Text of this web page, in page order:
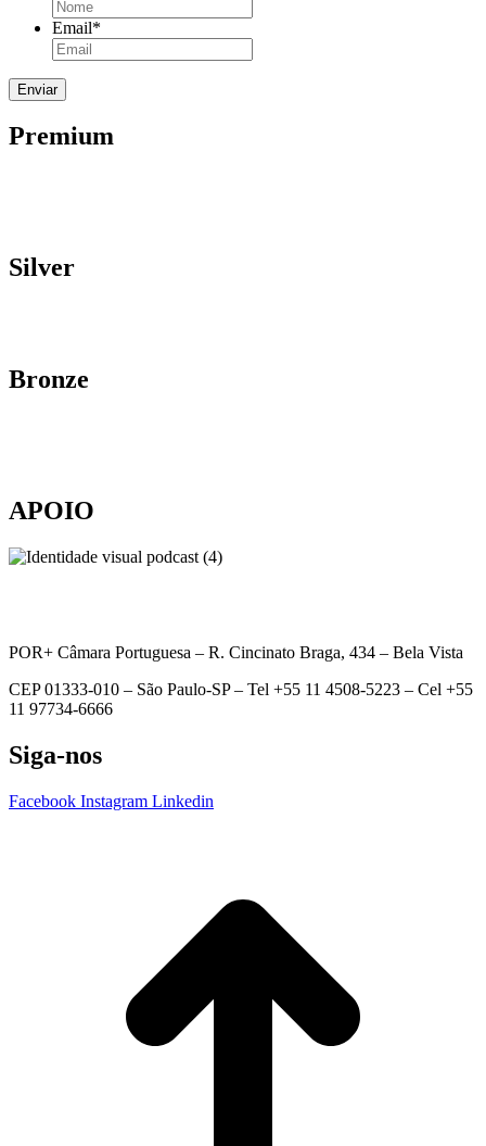
Email*
Premium
Silver
Bronze
APOIO
POR+ Câmara Portuguesa – R. Cincinato Braga, 434 – Bela Vista
CEP 01333-010 – São Paulo-SP – Tel +55 11 4508-5223 – Cel +55
11 97734-6666
Siga-nos
Facebook Instagram Linkedin